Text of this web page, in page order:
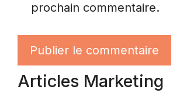
prochain commentaire.
Articles Marketing